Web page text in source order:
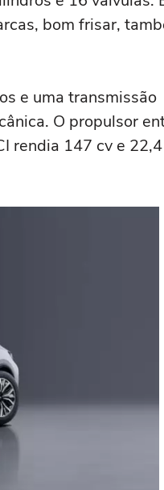
bom frisar,
e uma transmissão
O propulsor
rendia 147 cv e 22,4